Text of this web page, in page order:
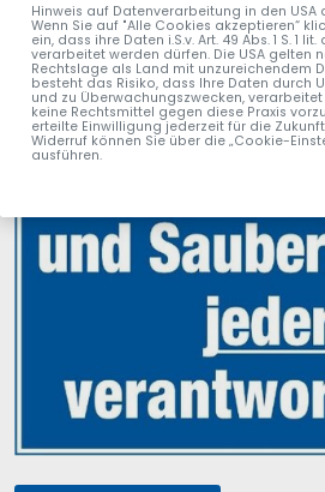
Kempten, weshalb die oben
einzuhalten sind.
Hinweis auf Datenverarbeitung in den
Wenn Sie auf "Alle Cookies akzeptieren“
ein, dass ihre Daten i.S.v. Art. 49 Abs. 1 S. 1
verarbeitet werden dürfen. Die USA gelten
Rechtslage als Land mit unzureichendem
besteht das Risiko, dass Ihre Daten durch
und zu Überwachungszwecken,
keine Rechtsmittel gegen diese Praxis
erteilte Einwilligung jederzeit für die
Widerruf können Sie über die „Cookie-
ausführen.